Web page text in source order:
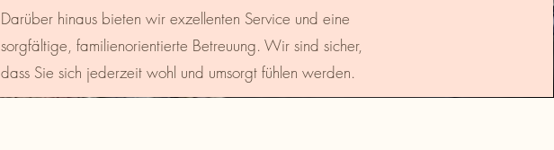
Darüber hinaus bieten wir exzellenten Service und eine
sorgfältige, familienorientierte Betreuung. Wir sind sicher,
dass Sie sich jederzeit wohl und umsorgt fühlen werden.